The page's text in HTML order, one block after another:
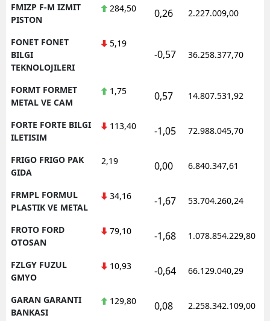
FMIZP F-M IZMIT
PISTON
284,50 0,26 2.227.009,00
FONET FONET
BILGI
TEKNOLOJILERI
5,19
-0,57 36.258.377,70
FORMT FORMET
METAL VE CAM
1,75 0,57 14.807.531,92
FORTE FORTE BILGI
ILETISIM
113,40 -1,05 72.988.045,70
FRIGO FRIGO PAK
GIDA
2,19 0,00 6.840.347,61
FRMPL FORMUL
PLASTIK VE METAL
34,16 -1,67 53.704.260,24
FROTO FORD
OTOSAN
79,10 -1,68 1.078.854.229,80
FZLGY FUZUL
GMYO
10,93 -0,64 66.129.040,29
GARAN GARANTI
BANKASI
129,80 0,08 2.258.342.109,00